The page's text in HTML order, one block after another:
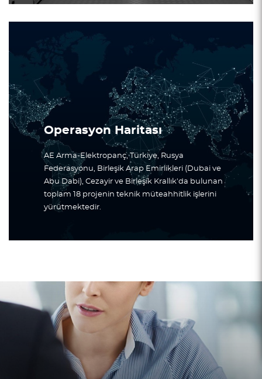
Operasyon Haritası
AE Arma-Elektropanç, Türkiye, Rusya
Federasyonu, Birleşik Arap Emirlikleri (Dubai ve
Abu Dabi), Cezayir ve Birleşik Krallık'da bulunan
toplam 18 projenin teknik müteahhitlik işlerini
yürütmektedir.